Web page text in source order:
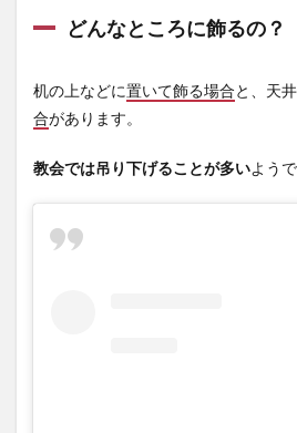
どんなところに飾るの？
机の上などに置いて飾る場合と、天
合があります。
教会では吊り下げることが多いようで